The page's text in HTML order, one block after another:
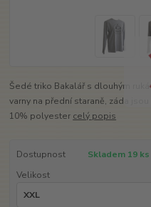
Šedé triko Bakalář s dlouhým
varny na přední staraně, záda
10% polyester celý popis
Dostupnost
Skladem 19 ks
Velikost